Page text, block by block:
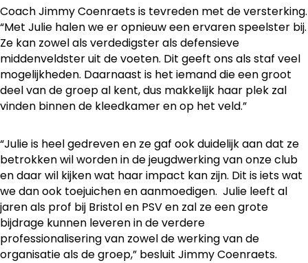
Coach Jimmy Coenraets is tevreden met de versterking.
“Met Julie halen we er opnieuw een ervaren speelster bij.
Ze kan zowel als verdedigster als defensieve
middenveldster uit de voeten. Dit geeft ons als staf veel
mogelijkheden. Daarnaast is het iemand die een groot
deel van de groep al kent, dus makkelijk haar plek zal
vinden binnen de kleedkamer en op het veld.”
“Julie is heel gedreven en ze gaf ook duidelijk aan dat ze
betrokken wil worden in de jeugdwerking van onze club
en daar wil kijken wat haar impact kan zijn. Dit is iets wat
we dan ook toejuichen en aanmoedigen. Julie leeft al
jaren als prof bij Bristol en PSV en zal ze een grote
bijdrage kunnen leveren in de verdere
professionalisering van zowel de werking van de
organisatie als de groep,” besluit Jimmy Coenraets.